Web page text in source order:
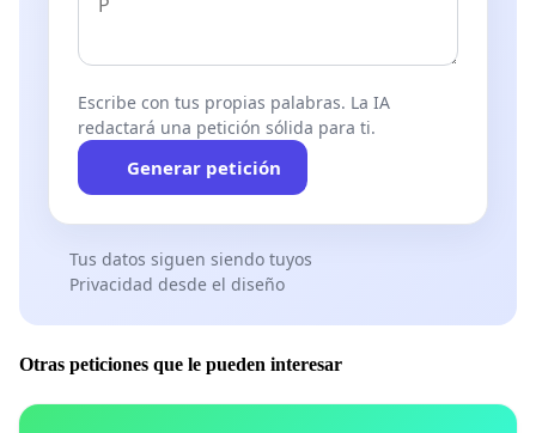
Escribe con tus propias palabras. La IA
redactará una petición sólida para ti.
Generar petición
Tus datos siguen siendo tuyos
Privacidad desde el diseño
Otras peticiones que le pueden interesar